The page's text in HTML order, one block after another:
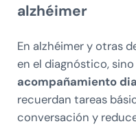
alzhéimer
En alzhéimer y otras
en el diagnóstico, sino
acompañamiento
recuerdan tareas
conversación y